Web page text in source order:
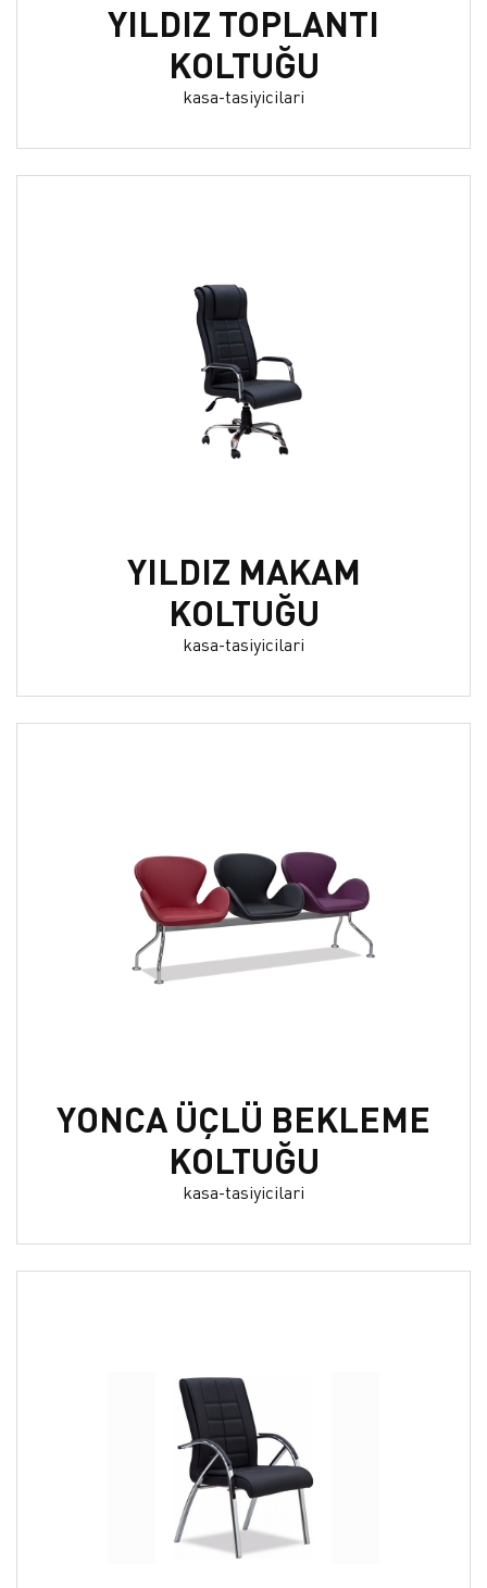
YILDIZ TOPLANTI
KOLTUĞU
kasa-tasiyicilari
YILDIZ MAKAM
KOLTUĞU
kasa-tasiyicilari
YONCA ÜÇLÜ BEKLEME
KOLTUĞU
kasa-tasiyicilari